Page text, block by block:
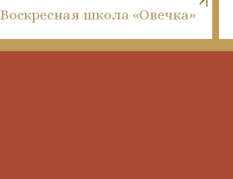
Воскресная школа «Овечка»